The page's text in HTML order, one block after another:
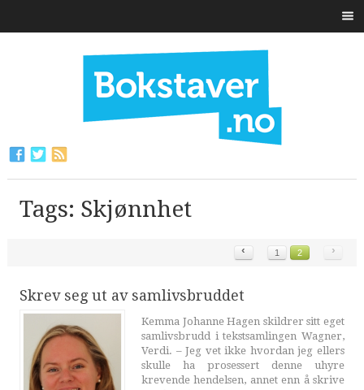
Tags: Skjønnhet
‹ 1 2 ›
Skrev seg ut av samlivsbruddet
Kemma Johanne Hagen skildrer sitt eget
samlivsbrudd i tekstsamlingen Wagner,
Verdi. – Jeg vet ikke hvordan jeg ellers
skulle ha prosessert denne uhyre
krevende hendelsen, annet enn å skrive